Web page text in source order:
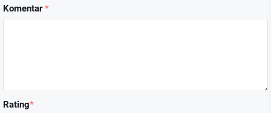
Komentar*
Rating*